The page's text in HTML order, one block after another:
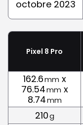
octobre 2023
Pixel 8 Pro
162.6mm x
76.54mm x
8.74mm
210g